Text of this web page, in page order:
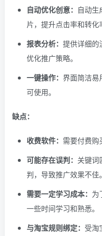
自动优化创意： 自动生
片，提升点击率和转化
报表分析： 提供详细的
优化推广策略。
一键操作： 界面简洁易
可使用。
缺点：
收费软件： 需要付费购
可能存在误判： 关键词
判，导致推广效果不佳。
需要一定学习成本： 为
一些时间学习和熟悉。
与淘宝规则绑定： 受淘